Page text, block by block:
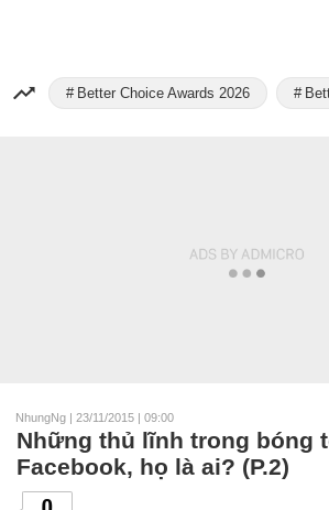
Better Choice Awards 2026
NhungNg | 23/11/2015 | 09:00
Những thủ lĩnh trong bóng
Facebook, họ là ai? (P.2)